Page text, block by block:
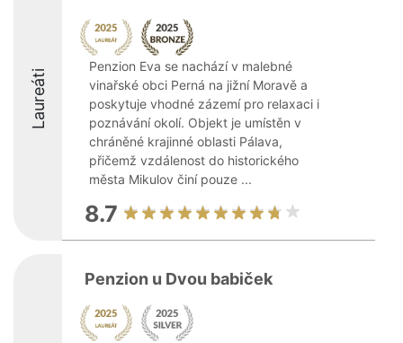
Laureáti
Penzion Eva se nachází v malebné
vinařské obci Perná na jižní Moravě a
poskytuje vhodné zázemí pro relaxaci i
poznávání okolí. Objekt je umístěn v
chráněné krajinné oblasti Pálava,
přičemž vzdálenost do historického
města Mikulov činí pouze ...
8.7
Penzion u Dvou babiček